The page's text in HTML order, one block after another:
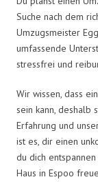
Suche nach dem
Umzugsmeister
umfassende
stressfrei und
Wir wissen, dass
sein kann, deshalb
Erfahrung und
ist es, dir einen
du dich
Haus in Espoo